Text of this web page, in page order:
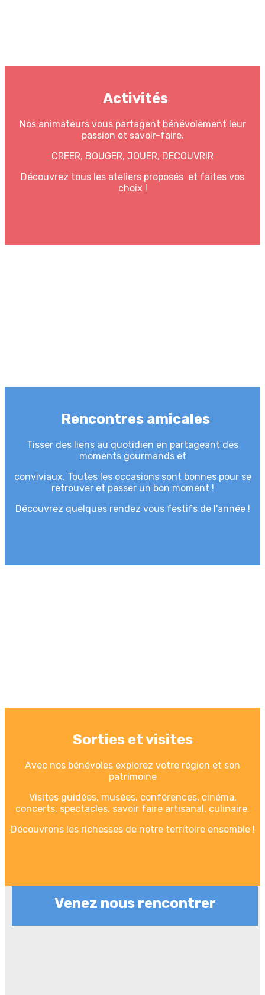
Activités
Nos animateurs vous partagent bénévolement leur
passion et savoir-faire.
CREER, BOUGER, JOUER, DECOUVRIR
Découvrez tous les ateliers proposés et faites vos
choix !
Rencontres amicales
Tisser des liens au quotidien en partageant des
moments gourmands et
conviviaux. Toutes les occasions sont bonnes pour se
retrouver et passer un bon moment !
Découvrez quelques rendez vous festifs de l'année !
Sorties et visites
Avec nos bénévoles explorez votre région et son
patrimoine
Visites guidées, musées, conférences, cinéma,
concerts, spectacles, savoir faire artisanal, culinaire.
Découvrons les richesses de notre territoire ensemble !
Venez nous rencontrer